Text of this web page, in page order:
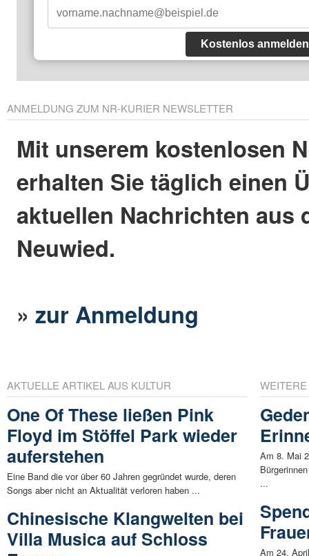
Kostenlos anmelden
ANMELDUNG ZUM NR-KURIER NEWSLETTER
Mit unserem kostenlosen
erhalten Sie täglich einen
aktuellen Nachrichten aus
Neuwied.
»zur Anmeldung
AKTUELLE ARTIKEL AUS KULTUR
One Of These ließen Pink
Floyd im Stöffel Park wieder
auferstehen
Eine Band die vor über 60 Jahren gegründet wurde, deren
Songs aber nicht an Aktualität verloren haben ...
Chinesische Klangwelten bei
Villa Musica auf Schloss
Am 8. Mai
...
Am 24.